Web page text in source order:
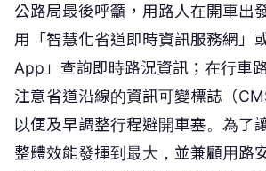
公路局最後呼籲，用路人在開車出
用「智慧化省道即時資訊服務網」
App」查詢即時路況資訊；在行車
注意省道沿線的資訊可變標誌（
以便及早調整行程避開車塞。為了
整體效能發揮到最大，並兼顧用路